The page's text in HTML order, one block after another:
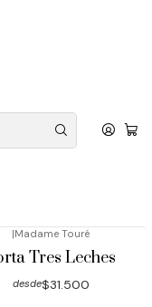
Macul, Santiago
|Madame Touré
Tres Leches
desde$31.500